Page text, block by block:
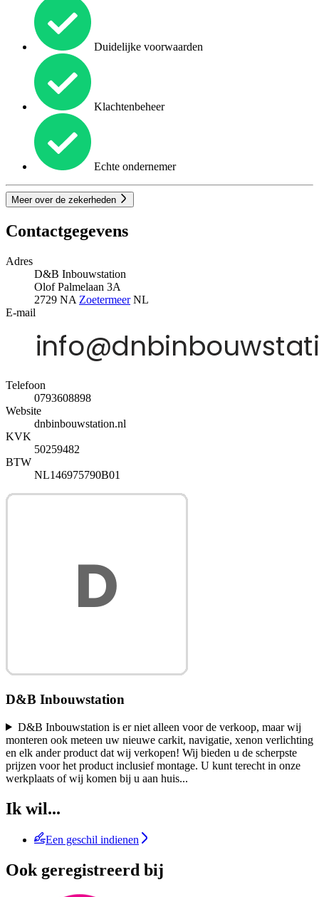
Duidelijke voorwaarden
Klachtenbeheer
Echte ondernemer
Meer over de zekerheden
Contactgegevens
Adres
D&B Inbouwstation
Olof Palmelaan 3A
2729 NA ZoetermeerNL
E-mail
Telefoon
0793608898
Website
dnbinbouwstation.nl
KVK
50259482
BTW
NL146975790B01
D&B Inbouwstation
D&B Inbouwstation is er niet alleen voor de verkoop, maar wij
monteren ook meteen uw nieuwe carkit, navigatie, xenon verlichting
en elk ander product dat wij verkopen! Wij bieden u de scherpste
prijzen voor het product inclusief montage. U kunt terecht in onze
werkplaats of wij komen bij u aan huis...
Ik wil...
Een geschil indienen
Ook geregistreerd bij